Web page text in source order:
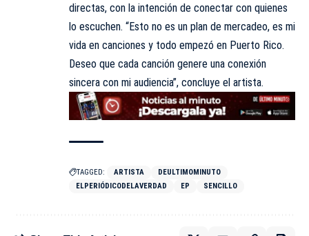
directas, con la intención de conectar con quienes
lo escuchen. “Esto no es un plan de mercadeo, es mi
vida en canciones y todo empezó en Puerto Rico.
Deseo que cada canción genere una conexión
sincera con mi audiencia”, concluye el artista.
TAGGED: ARTISTA
DEULTIMOMINUTO
ELPERIÓDICODELAVERDAD
EP SENCILLO